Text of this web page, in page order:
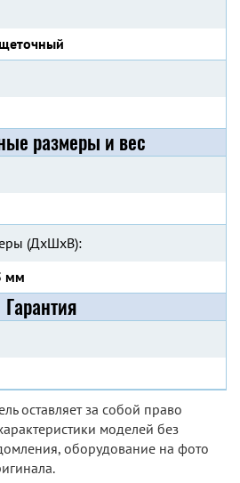
размеры и вес
(ДхШхВ):
мм
Гарантия
оставляет за собой право
моделей без
оборудование на фото